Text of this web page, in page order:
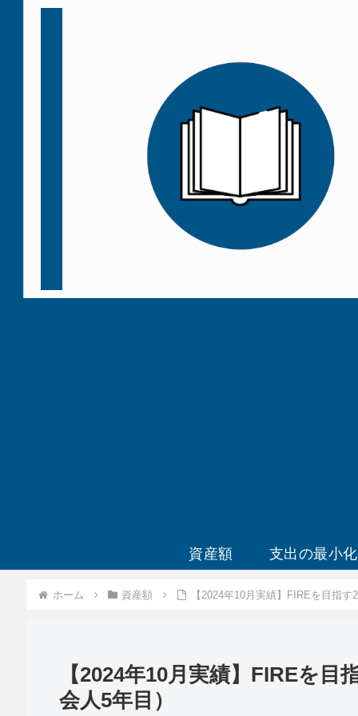
資産額 支出の最小化
ホーム 資産額 【2024年10月実績】FIREを目指
【2024年10月実績】FIREを
会人5年目）